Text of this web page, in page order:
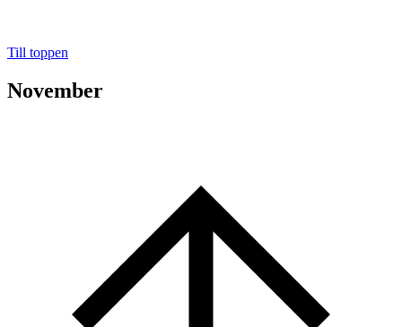
Till toppen
November